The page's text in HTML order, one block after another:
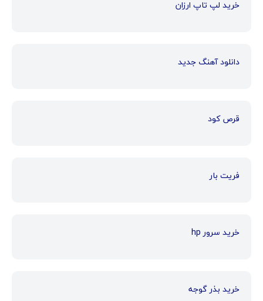
خرید لپ تاپ ارزان
دانلود آهنگ جدید
قرص کود
فریت بار
خرید سرور hp
خرید بذر گوجه